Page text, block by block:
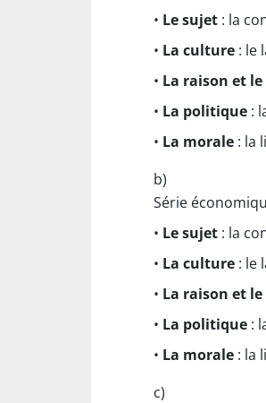
• Le sujet : la
• La culture : le
• La raison et le
• La politique :
• La morale : la
b)
Série
• Le sujet : la
• La culture : le
• La raison et le
• La politique :
• La morale : la
c)